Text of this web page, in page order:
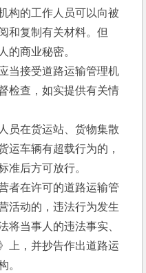
的工作人员可以向被
和复制有关材料。但
的商业秘密。
接受道路运输管理机
检查，如实提供有关情
在货运站、货物集散
运车辆有超载行为的，
准后方可放行。
在许可的道路运输管
活动的，违法行为发生
将当事人的违法事实、
上，并抄告作出道路运
。